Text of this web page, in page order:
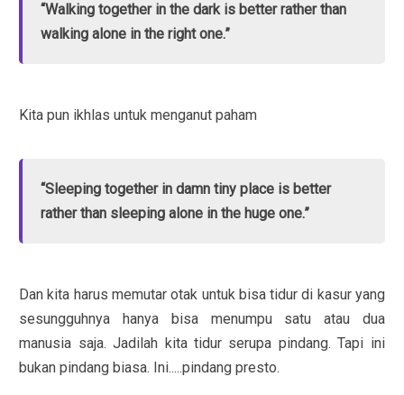
“Walking together in the dark is better rather than
walking alone in the right one.”
Kita pun ikhlas untuk menganut paham
“Sleeping together in damn tiny place is better
rather than sleeping alone in the huge one.”
Dan kita harus memutar otak untuk bisa tidur di kasur yang
sesungguhnya hanya bisa menumpu satu atau dua
manusia saja. Jadilah kita tidur serupa pindang. Tapi ini
bukan pindang biasa. Ini.....pindang presto.